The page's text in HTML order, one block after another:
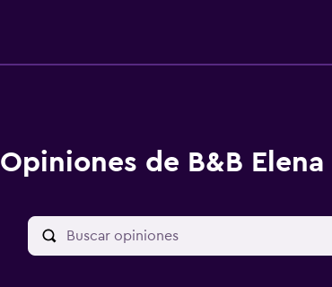
Opiniones de B&B Elena